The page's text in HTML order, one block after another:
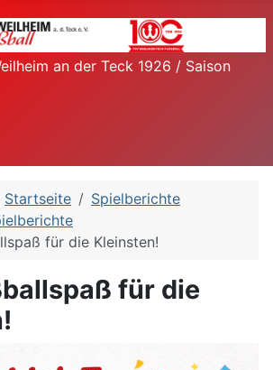
an der Teck 1926 / Saison
Startseite
Spielberichte
für die Kleinsten!
für die